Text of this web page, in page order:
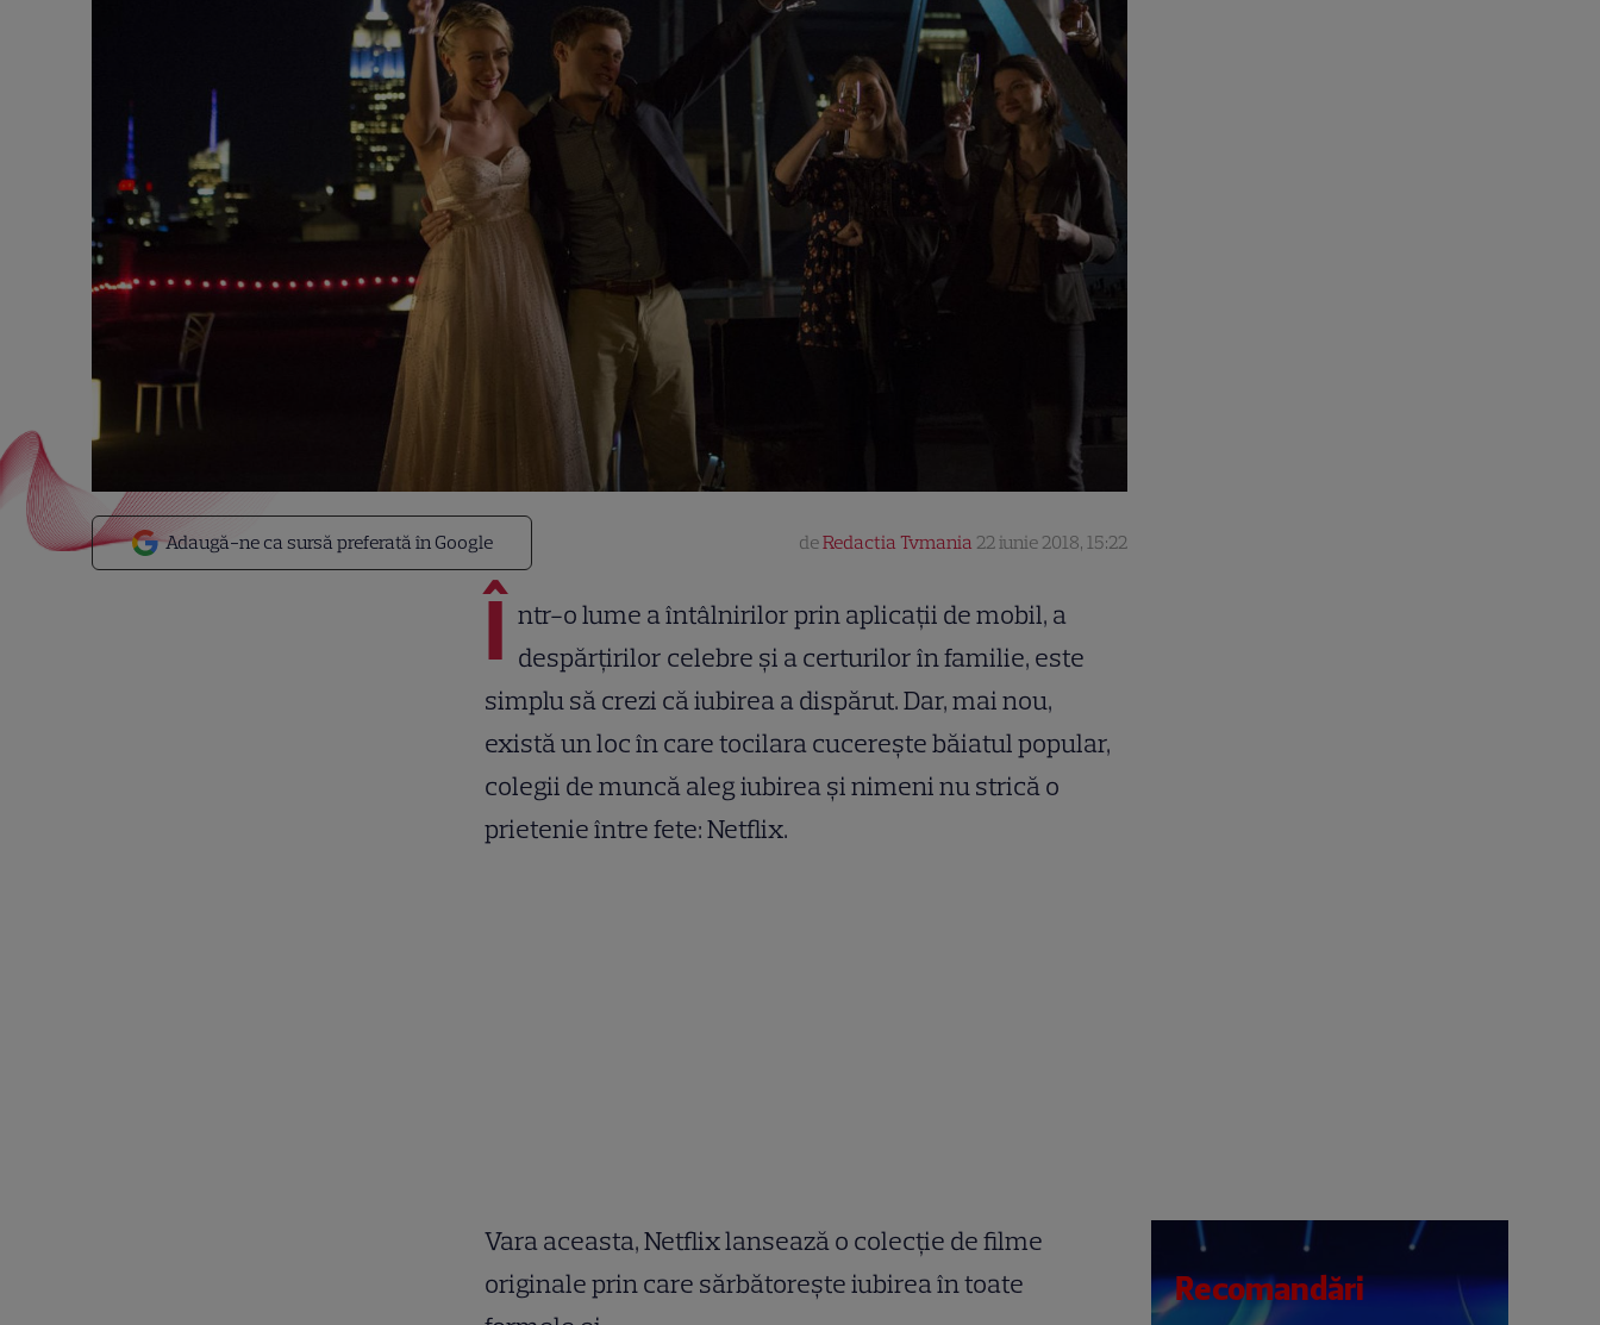
Adaugă-ne ca sursă preferată în Google deRedactia Tvmania 22 iunie 2018, 15:22
Î ntr-o lume a întâlnirilor prin aplicații de mobil, a
despărțirilor celebre și a certurilor în familie, este
simplu să crezi că iubirea a dispărut. Dar, mai nou,
există un loc în care tocilara cucerește băiatul popular,
colegii de muncă aleg iubirea și nimeni nu strică o
prietenie între fete: Netflix.
Vara aceasta, Netflix lansează o colecție de filme
originale prin care sărbătorește iubirea în toate
Recomandări